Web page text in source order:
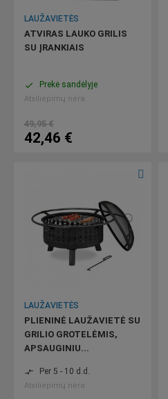
LAUŽAVIETĖS
ATVIRAS LAUKO GRILIS
SU ĮRANKIAIS
done Prekė sandėlyje
Atsiliepimų nėra
49,95 €
42,46 €
LAUŽAVIETĖS
PLIENINĖ LAUŽAVIETĖ SU
GRILIO GROTELĖMIS,
APSAUGINIU...
compare_arrows Per 5 - 10 d.d.
Atsiliepimų nėra